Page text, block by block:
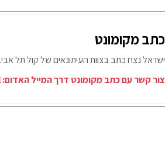
כתב מקומונט
ישראל נצח כתב בצוות העיתונאים של קול תל
צור קשר עם כתב מקומונט דרך המייל האדום: